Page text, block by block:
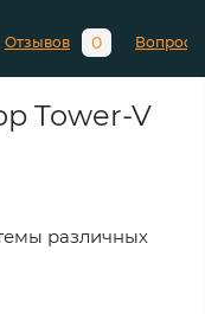
Отзывов 0 Вопросы
Tower-V
различных